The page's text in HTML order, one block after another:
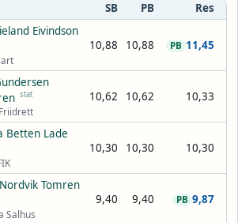
SB PB Res
Eivindson
10,88 10,88 11,45
PB
stat 10,62 10,62 10,33
Betten Lade
10,30 10,30 10,30
Tomren
Salhus
9,40 9,40 9,87
PB